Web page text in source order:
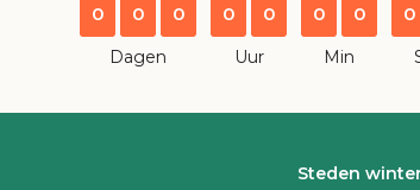
0 0 0
Dagen
0 0
Uur
0 0
Min
0
Steden